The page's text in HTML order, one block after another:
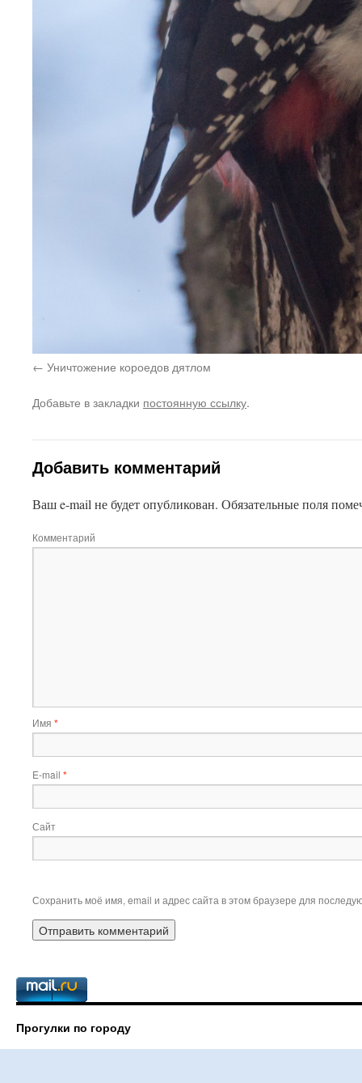
Уничтожение короедов дятлом
Добавьте в закладки постоянную ссылку.
Добавить комментарий
Ваш e-mail не будет опубликован. Обязательные поля
Комментарий
Имя *
E-mail *
Сайт
Сохранить моё имя, email и адрес сайта в этом браузере для
Прогулки по городу